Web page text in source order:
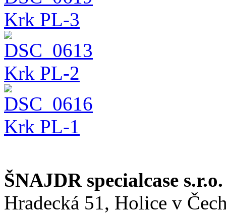
Krk PL-3
Krk PL-2
Krk PL-1
ŠNAJDR specialcase s.r.o.
Hradecká 51, Holice v